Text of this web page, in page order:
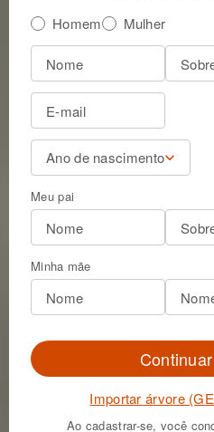
Homem Mulher
Ano de nascimento
Meu pai
Minha mãe
Continuar
Importar árvore
Ao cadastrar-se, você